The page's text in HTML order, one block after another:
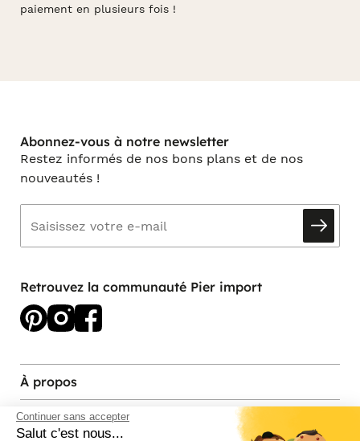
Continuer sans accepter
Salut c'est nous...
paiement en plusieurs fois !
Abonnez-vous à notre newsletter
Restez informés de nos bons plans et de nos
nouveautés !
Retrouvez la communauté Pier import
À propos
Services et contact